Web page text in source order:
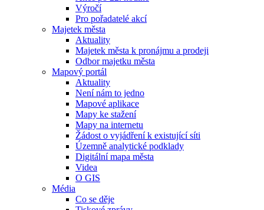
Výročí
Pro pořadatelé akcí
Majetek města
Aktuality
Majetek města k pronájmu a prodeji
Odbor majetku města
Mapový portál
Aktuality
Není nám to jedno
Mapové aplikace
Mapy ke stažení
Mapy na internetu
Žádost o vyjádření k existující síti
Územně analytické podklady
Digitální mapa města
Videa
O GIS
Média
Co se děje